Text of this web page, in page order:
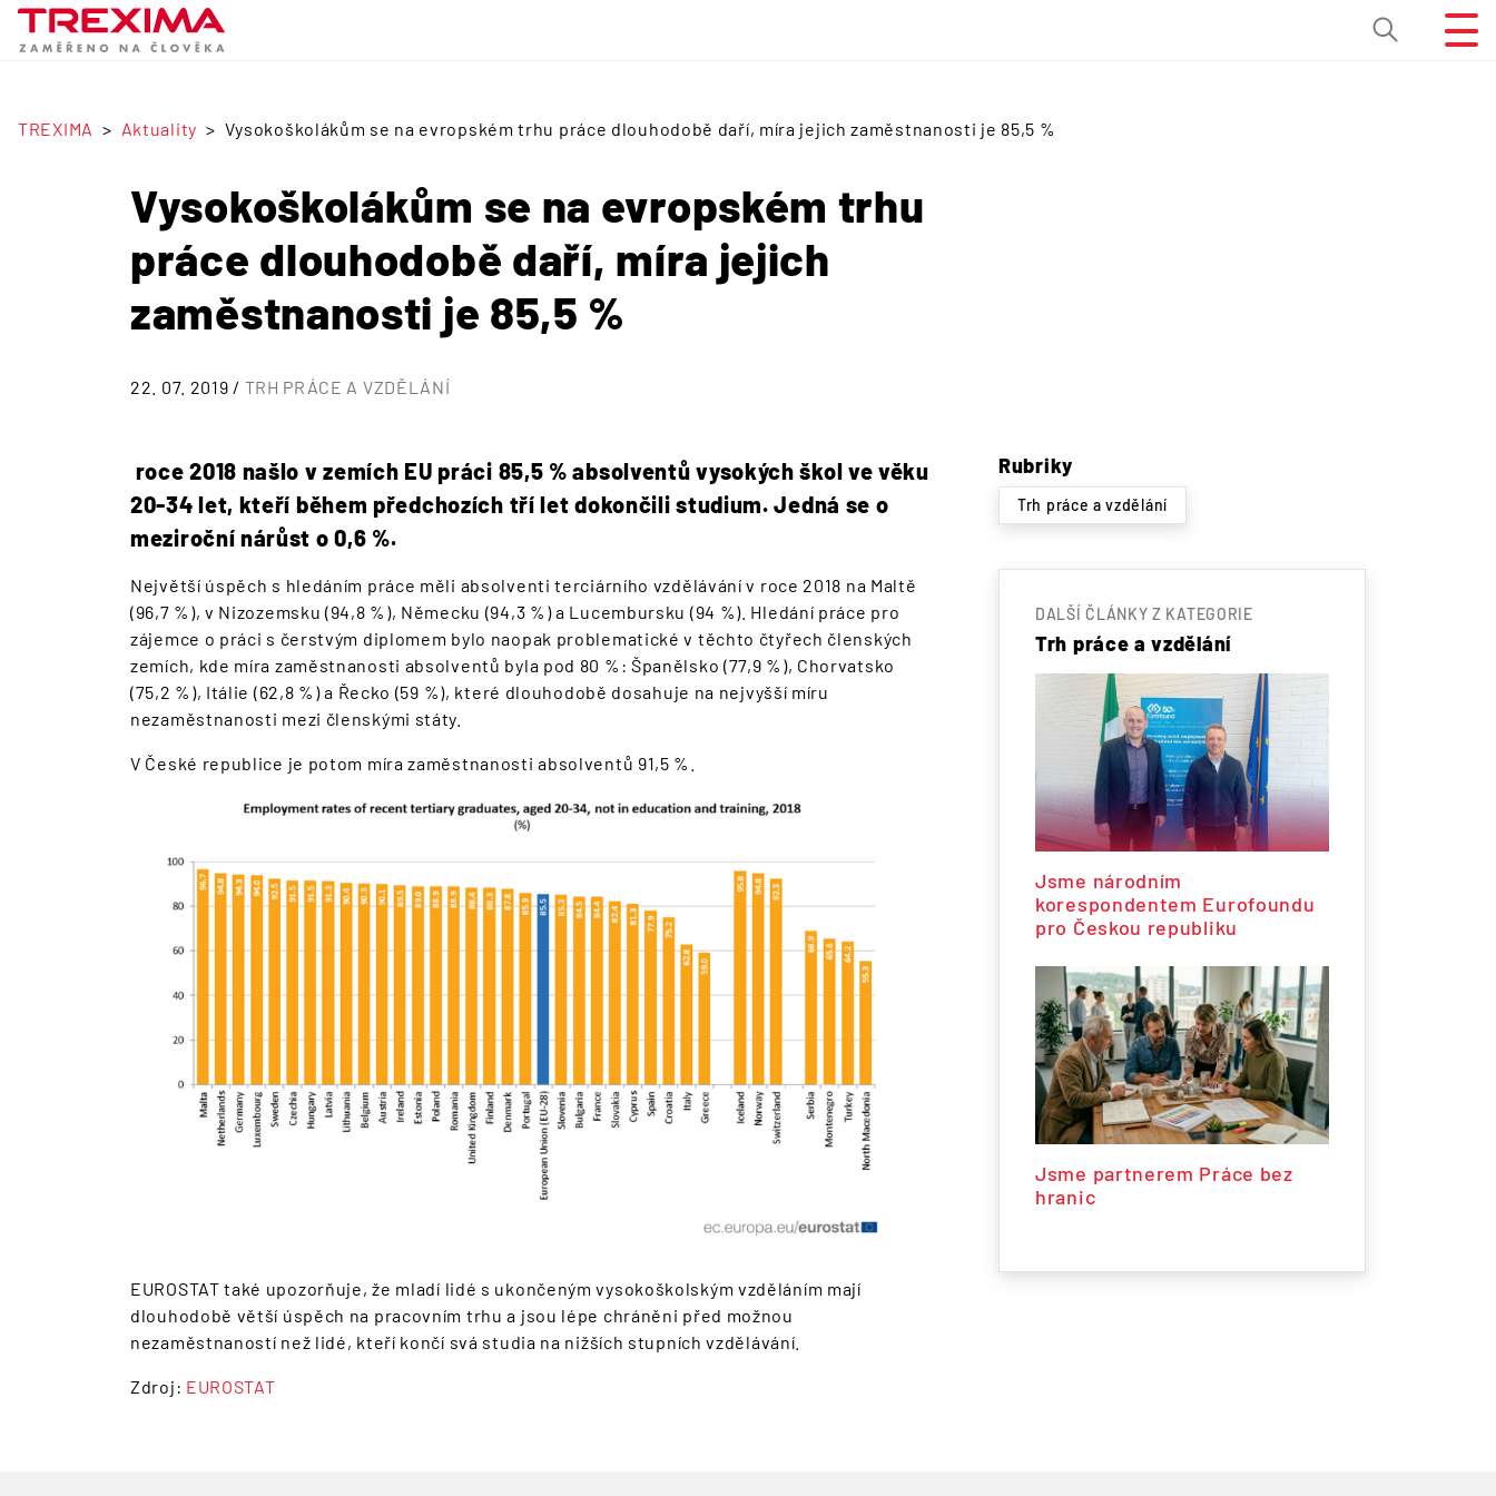
TREXIMA Aktuality Vysokoškolákům se na evropském trhu práce dlouhodobě daří, míra jejich zaměstnanosti je 85,5 %
Vysokoškolákům se na evropském trhu
práce dlouhodobě daří, míra jejich
zaměstnanosti je 85,5 %
22. 07. 2019 / TRH PRÁCE A VZDĚLÁNÍ
roce 2018 našlo v zemích EU práci 85,5 % absolventů vysokých škol ve věku
20-34 let, kteří během předchozích tří let dokončili studium. Jedná se o
meziroční nárůst o 0,6 %.
Největší úspěch s hledáním práce měli absolventi terciárního vzdělávání v roce 2018 na Maltě
(96,7 %), v Nizozemsku (94,8 %), Německu (94,3 %) a Lucembursku (94 %). Hledání práce pro
zájemce o práci s čerstvým diplomem bylo naopak problematické v těchto čtyřech členských
zemích, kde míra zaměstnanosti absolventů byla pod 80 %: Španělsko (77,9 %), Chorvatsko
(75,2 %), Itálie (62,8 %) a Řecko (59 %), které dlouhodobě dosahuje na nejvyšší míru
nezaměstnanosti mezi členskými státy.
V České republice je potom míra zaměstnanosti absolventů 91,5 %.
EUROSTAT také upozorňuje, že mladí lidé s ukončeným vysokoškolským vzděláním mají
dlouhodobě větší úspěch na pracovním trhu a jsou lépe chráněni před možnou
nezaměstnaností než lidé, kteří končí svá studia na nižších stupních vzdělávání.
Zdroj: EUROSTAT
Rubriky
Trh práce a vzdělání
DALŠÍ ČLÁNKY Z KATEGORIE
Trh práce a vzdělání
Jsme národním
korespondentem Eurofoundu
pro Českou republiku
Jsme partnerem Práce bez
hranic